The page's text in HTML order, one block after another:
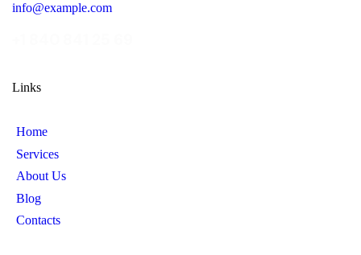
info@example.com
Links
Home
Services
About Us
Blog
Contacts